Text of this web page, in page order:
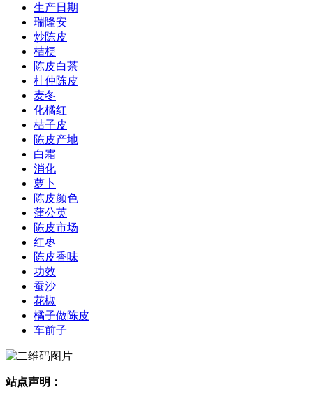
生产日期
瑞隆安
炒陈皮
桔梗
陈皮白茶
杜仲陈皮
麦冬
化橘红
桔子皮
陈皮产地
白霜
消化
萝卜
陈皮颜色
蒲公英
陈皮市场
红枣
陈皮香味
功效
蚕沙
花椒
橘子做陈皮
车前子
站点声明：